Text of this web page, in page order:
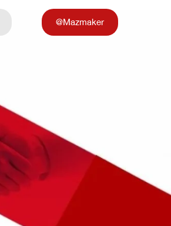
@Mazmaker